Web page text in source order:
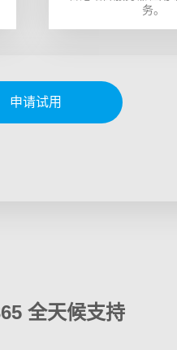
务。
申请试用
全天候支持